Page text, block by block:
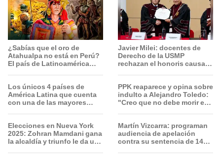
¿Sabías que el oro de
Atahualpa no está en Perú?
El país de Latinoamérica
Los únicos 4 países de
América Latina que cuenta
con una de las mayores
Elecciones en Nueva York
2025: Zohran Mamdani gana
la alcaldía y triunfo le da un
Javier Milei: docentes de
Derecho de la USMP
rechazan el honoris causa
PPK reaparece y opina sobre
indulto a Alejandro Toledo:
"Creo que no debe morir en
Martín Vizcarra: programan
audiencia de apelación
contra su sentencia de 14